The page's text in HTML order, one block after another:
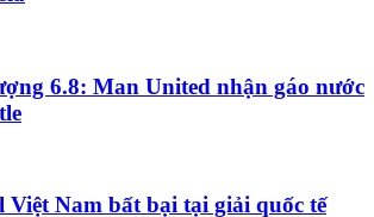
6.8: Man United nhận gáo nước
Việt Nam bất bại tại giải quốc tế